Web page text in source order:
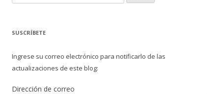
o
k
ti
u
SUSCRÍBETE
Ingrese su correo electrónico para notificarlo de las
actualizaciones de este blog:
Dirección de correo